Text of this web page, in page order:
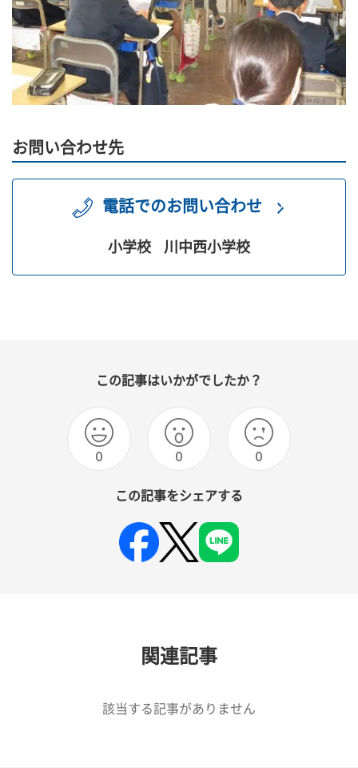
お問い合わせ先
電話でのお問い合わせ
小学校 川中西小学校
この記事はいかがでしたか？
0 0 0
この記事をシェアする
関連記事
該当する記事がありません